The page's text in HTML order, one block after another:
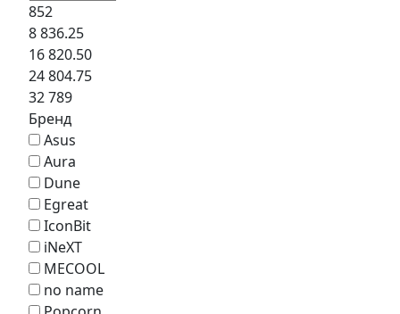
852
8 836.25
16 820.50
24 804.75
32 789
Бренд
Asus
Aura
Dune
Egreat
IconBit
iNeXT
MECOOL
no name